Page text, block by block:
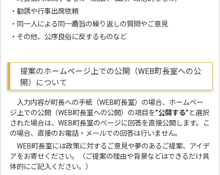
・勧誘や行事出席依頼
・同一人による同一趣旨の繰り返しの質問やご意見
・その他、公序良俗に反するものなど
提案のホームページ上での公開（WEB町長室への公
開）について
入力内容が町長への手紙（WEB町長室）の場合、ホームペー
ジ上での公開（WEB町長室への公開）の項目を”公開する” と選択
された場合は、WEB町長室のページに回答を直接公開します。こ
の場合、直接のお電話・メールでの回答は行いません。
WEB町長室には政策に対するご意見や夢のあるご提案、アイデ
アをお寄せください。（ご提案の理由や背景などはできるだけ具
体的にご記入ください。）